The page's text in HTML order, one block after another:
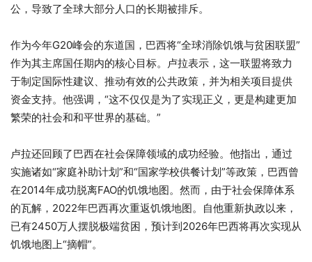
公，导致了全球大部分人口的长期被排斥。
作为今年G20峰会的东道国，巴西将“全球消除饥饿与贫困联盟”
作为其主席国任期内的核心目标。卢拉表示，这一联盟将致力
于制定国际性建议、推动有效的公共政策，并为相关项目提供
资金支持。他强调，“这不仅仅是为了实现正义，更是构建更加
繁荣的社会和和平世界的基础。”
卢拉还回顾了巴西在社会保障领域的成功经验。他指出，通过
实施诸如“家庭补助计划”和“国家学校供餐计划”等政策，巴西曾
在2014年成功脱离FAO的饥饿地图。然而，由于社会保障体系
的瓦解，2022年巴西再次重返饥饿地图。自他重新执政以来，
已有2450万人摆脱极端贫困，预计到2026年巴西将再次实现从
饥饿地图上“摘帽”。